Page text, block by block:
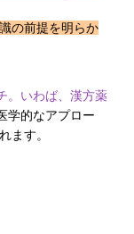
の前提を明らか
。いわば、漢方薬
学的なアプロー
ます。